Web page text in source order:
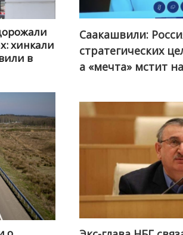
хинкали
в
Саакашвили:
стратегических
а «мечта» мстит